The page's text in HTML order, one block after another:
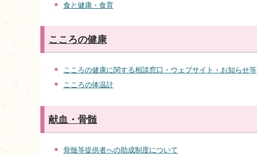
食と健康・食育
こころの健康
こころの健康に関する相談窓口・ウェブサイト・お知らせ等
こころの体温計
献血・骨髄
骨髄等提供者への助成制度について